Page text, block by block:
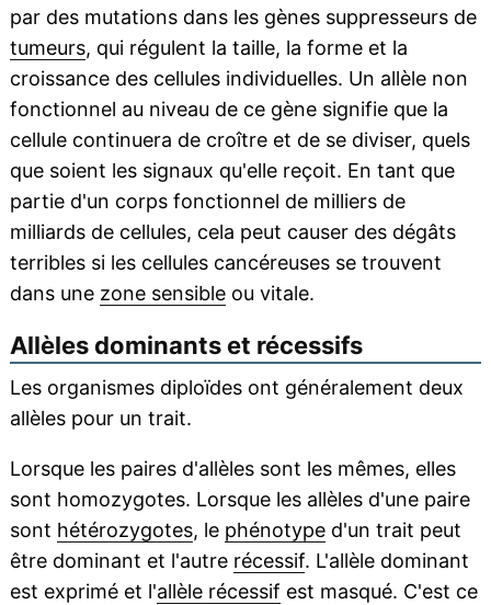
par des mutations dans les gènes suppresseurs de
tumeurs, qui régulent la taille, la forme et la
croissance des cellules individuelles. Un allèle non
fonctionnel au niveau de ce gène signifie que la
cellule continuera de croître et de se diviser, quels
que soient les signaux qu'elle reçoit. En tant que
partie d'un corps fonctionnel de milliers de
milliards de cellules, cela peut causer des dégâts
terribles si les cellules cancéreuses se trouvent
dans une zone sensibleou vitale.
Allèles dominants et récessifs
Les organismes diploïdes ont généralement deux
allèles pour un trait.
Lorsque les paires d'allèles sont les mêmes, elles
sont homozygotes. Lorsque les allèles d'une paire
sont hétérozygotes, le phénotyped'un trait peut
être dominant et l'autre récessif. L'allèle dominant
est exprimé et l'allèle récessif est masqué. C'est ce